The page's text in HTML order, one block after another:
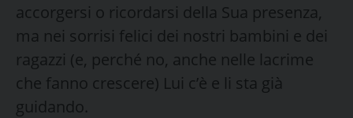
accorgersi o ricordarsi della Sua presenza,
ma nei sorrisi felici dei nostri bambini e dei
ragazzi (e, perché no, anche nelle lacrime
che fanno crescere) Lui c’è e li sta già
guidando.